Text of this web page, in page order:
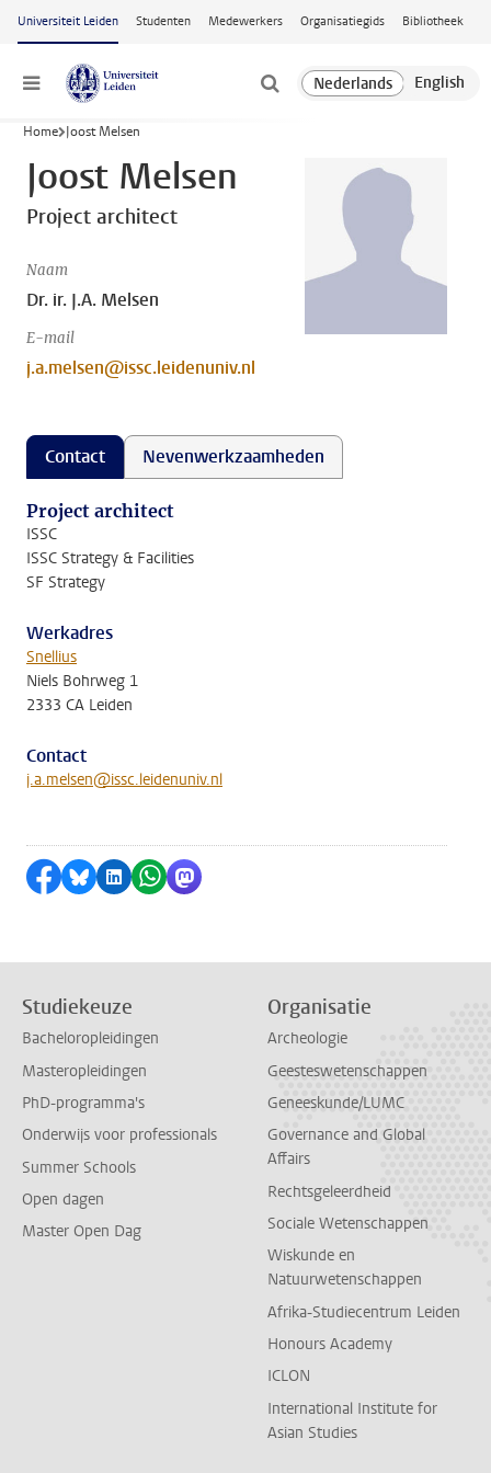
Ga naar hoofdinhoud
Universiteit Leiden Studenten Medewerkers Organisatiegids Bibliotheek
Menu
Home Joost Melsen
Joost Melsen
Project architect
Naam
Dr. ir. J.A. Melsen
E-mail
j.a.melsen@issc.leidenuniv.nl
Contact Nevenwerkzaamheden
Project architect
ISSC
ISSC Strategy & Facilities
SF Strategy
Werkadres
Snellius
Niels Bohrweg 1
2333 CA Leiden
Contact
j.a.melsen@issc.leidenuniv.nl
Delen op Facebook
Delen via Bluesky
Delen op LinkedIn
Delen via WhatsApp
Delen via Mastodon
Studiekeuze
Bacheloropleidingen
Masteropleidingen
PhD-programma's
Onderwijs voor professionals
Summer Schools
Open dagen
Master Open Dag
Organisatie
Archeologie
Geesteswetenschappen
Geneeskunde/LUMC
Governance and Global
Affairs
Rechtsgeleerdheid
Sociale Wetenschappen
Wiskunde en
Natuurwetenschappen
Afrika-Studiecentrum Leiden
Honours Academy
ICLON
International Institute for
Asian Studies